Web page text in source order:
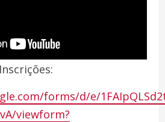
forms/d/e/
viewform?